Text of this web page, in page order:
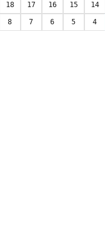
18 17 16 15 14
8 7 6 5 4